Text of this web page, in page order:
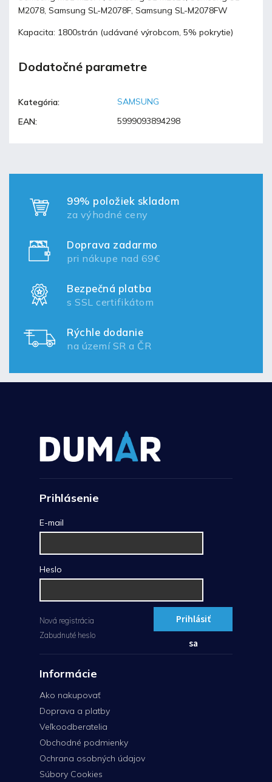
M2078, Samsung SL-M2078F, Samsung SL-M2078FW
Kapacita: 1800strán (udávané výrobcom, 5% pokrytie)
Dodatočné parametre
Kategória:
SAMSUNG
EAN: 5999093894298
99% položiek skladom
za výhodné ceny
Doprava zadarmo
pri nákupe nad 69€
Bezpečná platba
s SSL certifikátom
Rýchle dodanie
na území SR a ČR
Prihlásenie
E-mail
Heslo
Prihlásiť
sa
Nová registrácia
Zabudnuté heslo
Informácie
Ako nakupovať
Doprava a platby
Veľkoodberatelia
Obchodné podmienky
Ochrana osobných údajov
Súbory Cookies